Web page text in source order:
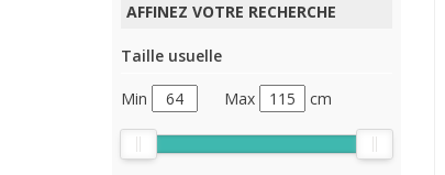
AFFINEZ VOTRE RECHERCHE
Taille usuelle
Min Max cm